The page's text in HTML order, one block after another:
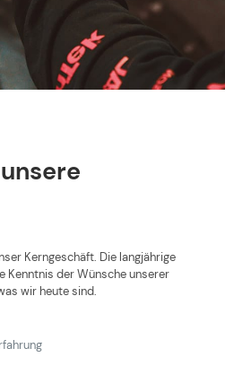
Kerngeschäft. Die langjährige
Kenntnis der Wünsche unserer
wir heute sind.